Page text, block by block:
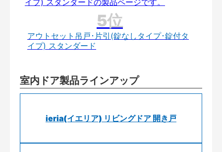
アウトセット吊戸･片引(錠なしタイプ･錠付タ
イプ) スタンダード
室内ドア製品ラインアップ
ieria(イエリア) リビングドア 開き戸